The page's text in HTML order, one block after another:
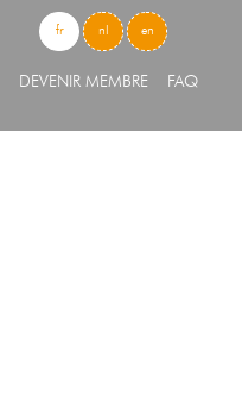
skip to content
fr nl en
DEVENIR MEMBRE FAQ